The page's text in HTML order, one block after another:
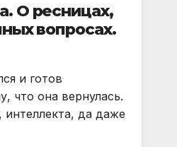
О ресницах,
вопросах.
и готов
что она вернулась.
интеллекта, да даже